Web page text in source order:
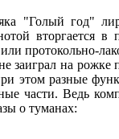
"Голый год"
вторгается в
протокольно-
заиграл на рожке
этом разные
части. Ведь
о туманах: